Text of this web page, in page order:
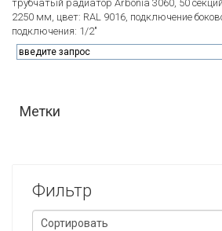
трубчатый радиатор Arbonia 3060, 50
2250 мм, цвет: RAL 9016, подключение
подключения: 1/2"
Метки
Фильтр